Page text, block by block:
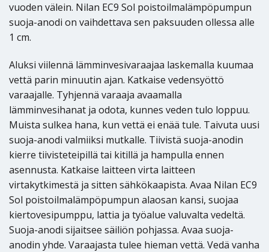
vuoden välein. Nilan EC9 Sol poistoilmalämpöpumpun
suoja-anodi on vaihdettava sen paksuuden ollessa alle
1 cm.
Aluksi viilennä lämminvesivaraajaa laskemalla kuumaa
vettä parin minuutin ajan. Katkaise vedensyöttö
varaajalle. Tyhjennä varaaja avaamalla
lämminvesihanat ja odota, kunnes veden tulo loppuu.
Muista sulkea hana, kun vettä ei enää tule. Taivuta uusi
suoja-anodi valmiiksi mutkalle. Tiivistä suoja-anodin
kierre tiivisteteipillä tai kitillä ja hampulla ennen
asennusta. Katkaise laitteen virta laitteen
virtakytkimestä ja sitten sähkökaapista. Avaa Nilan EC9
Sol poistoilmalämpöpumpun alaosan kansi, suojaa
kiertovesipumppu, lattia ja työalue valuvalta vedeltä.
Suoja-anodi sijaitsee säiliön pohjassa. Avaa suoja-
anodin yhde. Varaajasta tulee hieman vettä. Vedä vanha